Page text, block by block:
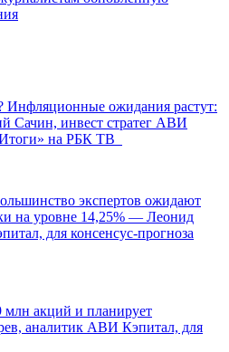
Инфляционные ожидания растут:
Сачин, инвест стратег АВИ
на РБК ТВ
экспертов ожидают
на уровне 14,25% — Леонид
для консенсус-прогноза
акций и планирует
аналитик АВИ Кэпитал, для